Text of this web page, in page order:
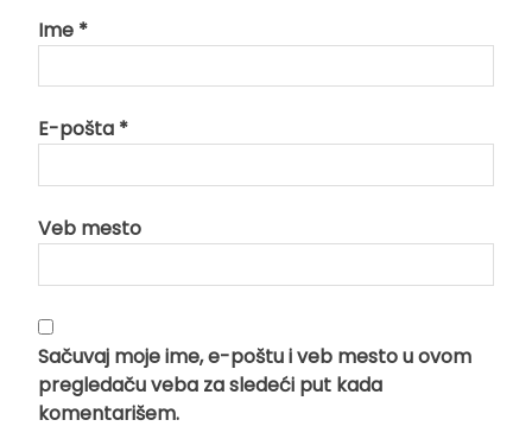
Ime *
E-pošta *
Veb mesto
Sačuvaj moje ime, e-poštu i veb mesto u ovom
pregledaču veba za sledeći put kada
komentarišem.